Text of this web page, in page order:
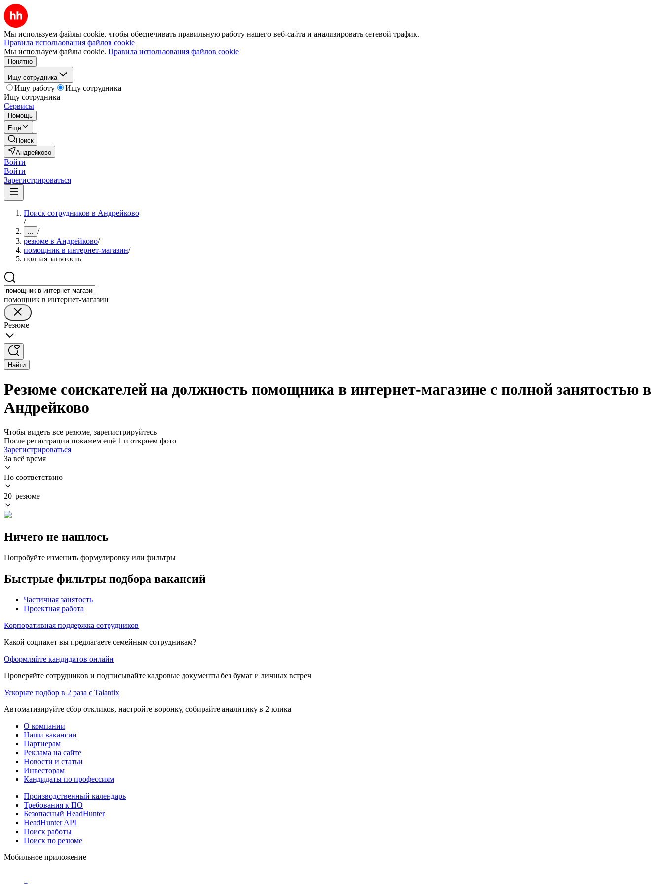
Мы используем файлы cookie, чтобы обеспечивать правильную работу нашего веб-сайта и анализировать сетевой трафик.
Правила использования файлов cookie
Мы используем файлы cookie. Правила использования файлов cookie
Понятно
Ищу сотрудника
Ищу работу
Ищу сотрудника
Ищу сотрудника
Сервисы
Помощь
Ещё
Поиск
Андрейково
Войти
Войти
Зарегистрироваться
Поиск сотрудников в Андрейково
/
... /
резюме в Андрейково/
помощник в интернет-магазин/
полная занятость
помощник в интернет-магазин
Резюме
Найти
Резюме соискателей на должность помощника в интернет-магазине с полной занятостью в
Андрейково
Чтобы видеть все резюме, зарегистрируйтесь
После регистрации покажем ещё 1 и откроем фото
Зарегистрироваться
За всё время
По соответствию
20 резюме
Ничего не нашлось
Попробуйте изменить формулировку или фильтры
Быстрые фильтры подбора вакансий
Частичная занятость
Проектная работа
Корпоративная поддержка сотрудников
Какой соцпакет вы предлагаете семейным сотрудникам?
Оформляйте кандидатов онлайн
Проверяйте сотрудников и подписывайте кадровые документы без бумаг и личных встреч
Ускорьте подбор в 2 раза с Talantix
Автоматизируйте сбор откликов, настройте воронку, собирайте аналитику в 2 клика
О компании
Наши вакансии
Партнерам
Реклама на сайте
Новости и статьи
Инвесторам
Кандидаты по профессиям
Производственный календарь
Требования к ПО
Безопасный HeadHunter
HeadHunter API
Поиск работы
Поиск по резюме
Мобильное приложение